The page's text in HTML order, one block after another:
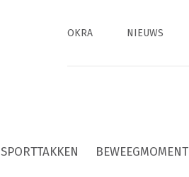
OKRA NIEUWS
SPORTTAKKEN BEWEEGMOMENT